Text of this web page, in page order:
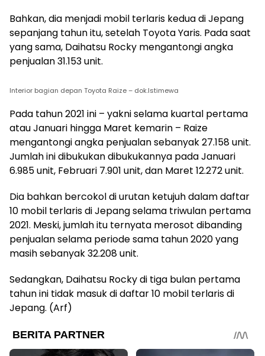
Bahkan, dia menjadi mobil terlaris kedua di Jepang
sepanjang tahun itu, setelah Toyota Yaris. Pada saat
yang sama, Daihatsu Rocky mengantongi angka
penjualan 31.153 unit.
Interior bagian depan Toyota Raize – dok.Istimewa
Pada tahun 2021 ini – yakni selama kuartal pertama
atau Januari hingga Maret kemarin – Raize
mengantongi angka penjualan sebanyak 27.158 unit.
Jumlah ini dibukukan dibukukannya pada Januari
6.985 unit, Februari 7.901 unit, dan Maret 12.272 unit.
Dia bahkan bercokol di urutan ketujuh dalam daftar
10 mobil terlaris di Jepang selama triwulan pertama
2021. Meski, jumlah itu ternyata merosot dibanding
penjualan selama periode sama tahun 2020 yang
masih sebanyak 32.208 unit.
Sedangkan, Daihatsu Rocky di tiga bulan pertama
tahun ini tidak masuk di daftar 10 mobil terlaris di
Jepang. (Arf)